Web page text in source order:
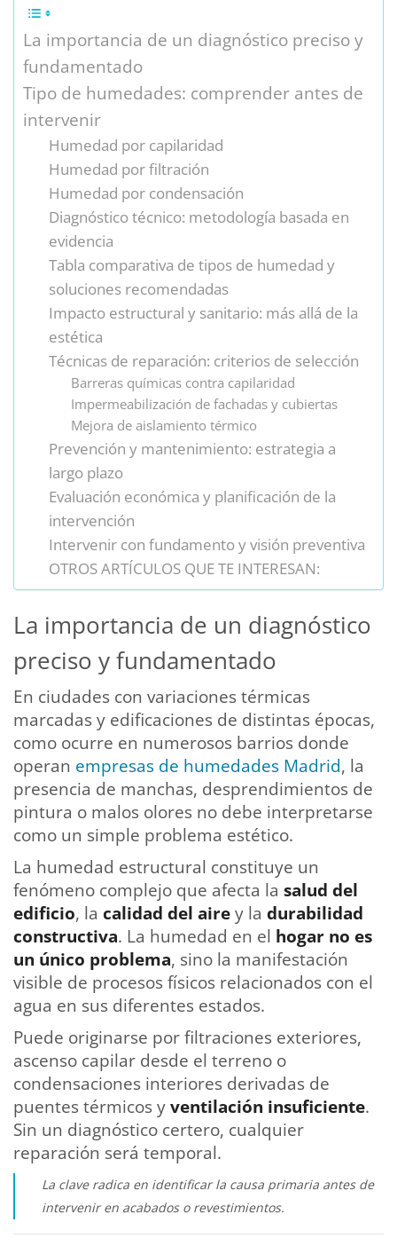
La importancia de un diagnóstico preciso y
fundamentado
Tipo de humedades: comprender antes de
intervenir
Humedad por capilaridad
Humedad por filtración
Humedad por condensación
Diagnóstico técnico: metodología basada en
evidencia
Tabla comparativa de tipos de humedad y
soluciones recomendadas
Impacto estructural y sanitario: más allá de la
estética
Técnicas de reparación: criterios de selección
Barreras químicas contra capilaridad
Impermeabilización de fachadas y cubiertas
Mejora de aislamiento térmico
Prevención y mantenimiento: estrategia a
largo plazo
Evaluación económica y planificación de la
intervención
Intervenir con fundamento y visión preventiva
OTROS ARTÍCULOS QUE TE INTERESAN:
La importancia de un diagnóstico
preciso y fundamentado
En ciudades con variaciones térmicas
marcadas y edificaciones de distintas épocas,
como ocurre en numerosos barrios donde
operan empresas de humedades Madrid, la
presencia de manchas, desprendimientos de
pintura o malos olores no debe interpretarse
como un simple problema estético.
La humedad estructural constituye un
fenómeno complejo que afecta la salud del
edificio, la calidad del airey la durabilidad
constructiva. La humedad en el hogar no es
un único problema, sino la manifestación
visible de procesos físicos relacionados con el
agua en sus diferentes estados.
Puede originarse por filtraciones exteriores,
ascenso capilar desde el terreno o
condensaciones interiores derivadas de
puentes térmicos yventilación insuficiente.
Sin un diagnóstico certero, cualquier
reparación será temporal.
La clave radica en identificar la causa primaria antes de
intervenir en acabados o revestimientos.